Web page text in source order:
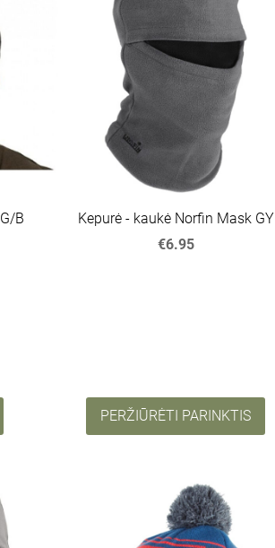
B
Kepurė - kaukė Norfin Mask GY
€6.95
PERŽIŪRĖTI PARINKTIS